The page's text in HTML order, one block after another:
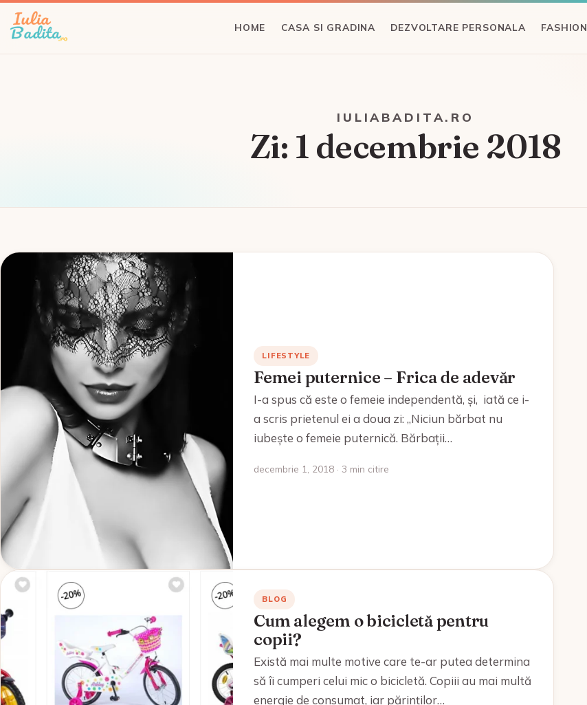
HOME CASA SI GRADINA DEZVOLTARE PERSONALA FASHION
IULIABADITA.RO
Zi: 1 decembrie 2018
LIFESTYLE
Femei puternice – Frica de adevăr
I-a spus că este o femeie independentă, și, iată ce i-
a scris prietenul ei a doua zi: „Niciun bărbat nu
iubește o femeie puternică. Bărbații…
decembrie 1, 2018 · 3 min citire
BLOG
Cum alegem o bicicletă pentru
copii?
Există mai multe motive care te-ar putea determina
să îi cumperi celui mic o bicicletă. Copiii au mai multă
energie de consumat, iar părinților…